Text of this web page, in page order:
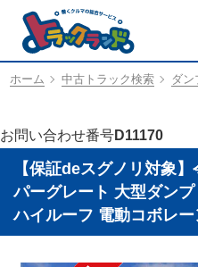
ホーム 中古トラック検索 ダン
お問い合わせ番号D11170
【保証deスグノリ対象
パーグレート 大型ダン
ハイルーフ 電動コボレー